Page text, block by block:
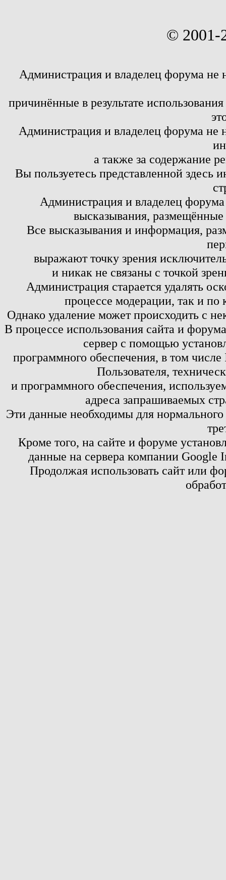
© 2001-
Администрация и владелец форума не
причинённые в результате
Администрация и владелец форума не
а также за содержание
Вы пользуетесь представленной здесь
Администрация и владелец
высказывания,
Все высказывания и информация,
выражают точку зрения
и никак не связаны с точкой
Администрация старается удалять
процессе модерации, так и по
Однако удаление может происходить с
В процессе использования сайта и
сервер с помощью
программного обеспечения, в том
Пользователя,
и программного обеспечения,
адреса запрашиваемых
Эти данные необходимы для
Кроме того, на сайте и форуме
данные на сервера компании
Продолжая использовать сайт или